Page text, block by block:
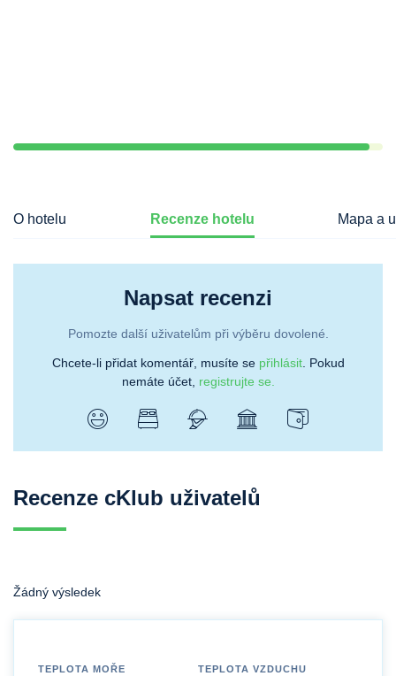
O hotelu Recenze hotelu Mapa a
Napsat recenzi
Pomozte další uživatelům při výběru dovolené.
Chcete-li přidat komentář, musíte se přihlásit. Pokud
nemáte účet, registrujte se.
Recenze cKlub uživatelů
Žádný výsledek
TEPLOTA MOŘE TEPLOTA VZDUCHU